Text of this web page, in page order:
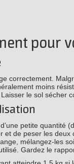
pour
correctement.
moins
le sol sécher
petite
de peser les
mélangez-les
Gardez le